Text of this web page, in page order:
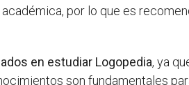
por lo que es
en estudiar Logopedia, ya
son fundamentales